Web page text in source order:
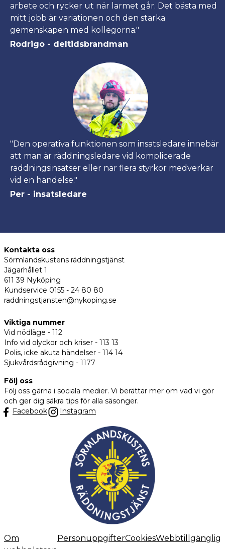
arbete och rycker ut när larmet går. Det bästa med
mitt jobb är variationen och den starka
gemenskapen med kollegorna."
Rodrigo - deltidsbrandman
"Den operativa funktionen som insatsledare innebär
att man är räddningsledare vid komplicerade
räddningsinsatser eller när flera styrkor medverkar
vid en händelse."
Per - insatsledare
Kontakta oss
Sörmlandskustens räddningstjänst
Jägarhållet 1
611 39 Nyköping
Kundservice 0155 - 24 80 80
raddningstjansten@nykoping.se
Viktiga nummer
Vid nödläge - 112
Info vid olyckor och kriser - 113 13
Polis, icke akuta händelser - 114 14
Sjukvårdsrådgivning - 1177
Följ oss
Följ oss gärna i sociala medier. Vi berättar mer om vad vi gör
och ger dig säkra tips för alla säsonger.
Facebook
Instagram
Om
PersonuppgifterCookies